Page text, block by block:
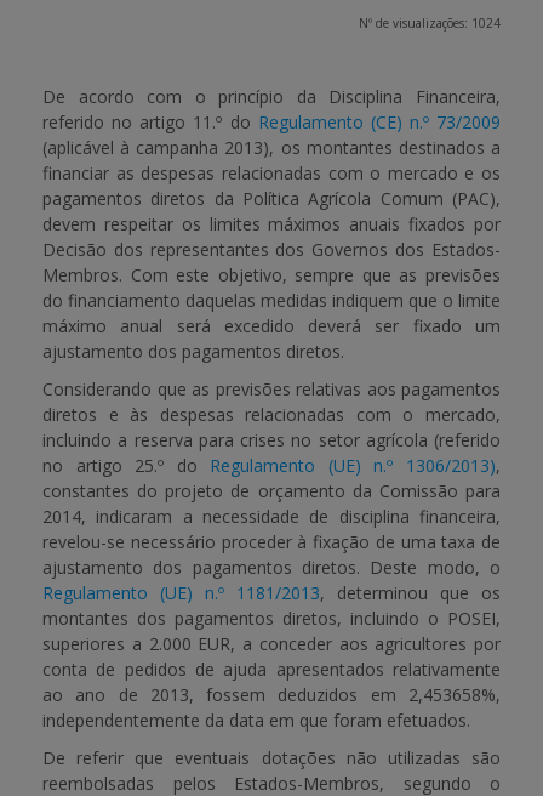
PAGAMENTOS
APOIO AO BENEFICIÁRIO
Entrar / Registar
Nº de visualizações: 1024
De acordo com o princípio da Disciplina Financeira,
referido no artigo 11.º do Regulamento (CE) n.º 73/2009
(aplicável à campanha 2013), os montantes destinados a
financiar as despesas relacionadas com o mercado e os
pagamentos diretos da Política Agrícola Comum (PAC),
devem respeitar os limites máximos anuais fixados por
Decisão dos representantes dos Governos dos Estados-
Membros. Com este objetivo, sempre que as previsões
do financiamento daquelas medidas indiquem que o limite
máximo anual será excedido deverá ser fixado um
ajustamento dos pagamentos diretos.
Considerando que as previsões relativas aos pagamentos
diretos e às despesas relacionadas com o mercado,
incluindo a reserva para crises no setor agrícola (referido
no artigo 25.º do Regulamento (UE) n.º 1306/2013),
constantes do projeto de orçamento da Comissão para
2014, indicaram a necessidade de disciplina financeira,
revelou-se necessário proceder à fixação de uma taxa de
ajustamento dos pagamentos diretos. Deste modo, o
Regulamento (UE) n.º 1181/2013, determinou que os
montantes dos pagamentos diretos, incluindo o POSEI,
superiores a 2.000 EUR, a conceder aos agricultores por
conta de pedidos de ajuda apresentados relativamente
ao ano de 2013, fossem deduzidos em 2,453658%,
independentemente da data em que foram efetuados.
De referir que eventuais dotações não utilizadas são
reembolsadas pelos Estados-Membros, segundo o